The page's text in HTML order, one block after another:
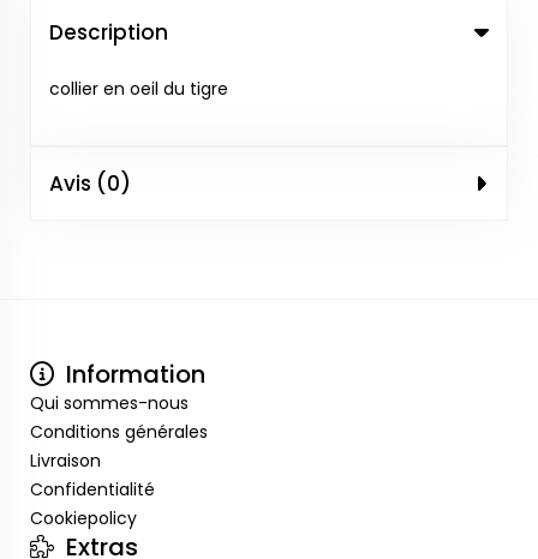
Description
collier en oeil du tigre
Avis (0)
Information
Qui sommes-nous
Conditions générales
Livraison
Confidentialité
Cookiepolicy
Extras